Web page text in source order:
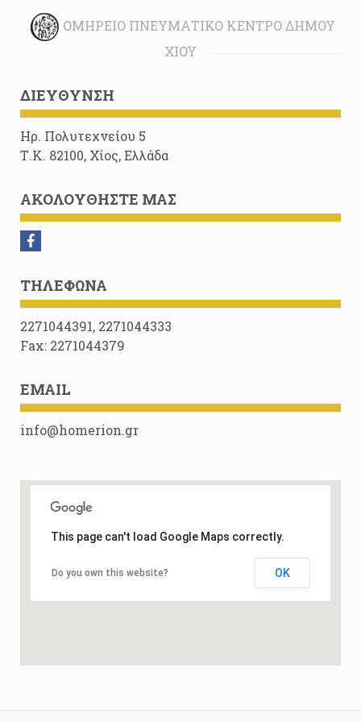
ΟΜΉΡΕΙΟ ΠΝΕΥΜΑΤΙΚΌ ΚΈΝΤΡΟ ΔΉΜΟΥ
ΧΊΟΥ
ΔΙΕΎΘΥΝΣΗ
Ηρ. Πολυτεχνείου 5
Τ.Κ. 82100, Χίος, Ελλάδα
ΑΚΟΛΟΥΘΉΣΤΕ ΜΑΣ
ΤΗΛΈΦΩΝΑ
2271044391, 2271044333
Fax: 2271044379
EMAIL
info@homerion.gr
This page can't load Google Maps correctly.
Do you own this website? OK